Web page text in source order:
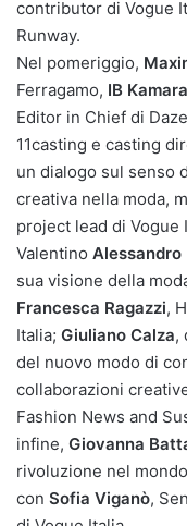
contributor di Vogue
Runway.
Nel pomeriggio,
Ferragamo, IB Kamara
Editor in Chief di
11casting e casting
un dialogo sul senso
creativa nella moda,
project lead di
Valentino Alessandro
sua visione della
Francesca Ragazzi,
Italia; Giuliano Calza,
del nuovo modo di
collaborazioni
Fashion News and
infine, Giovanna
rivoluzione nel
con Sofia Viganò,